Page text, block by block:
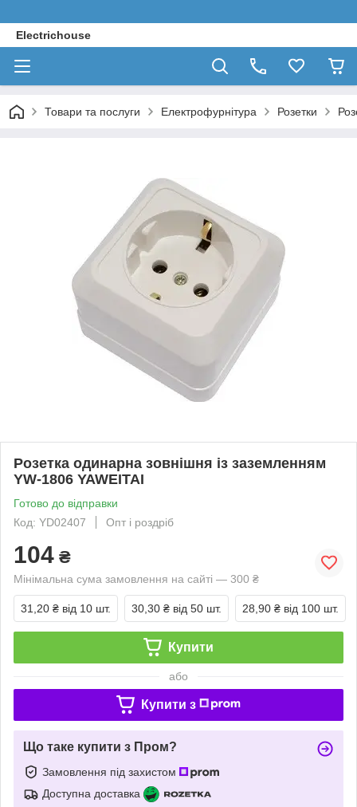
Electrichouse
Товари та послуги Електрофурнітура Розетки
Розетка одинарна зовнішня із заземленням
YW-1806 YAWEITAI
Готово до відправки
Код: YD02407
Опт і роздріб
104 ₴
Мінімальна сума замовлення на сайті — 300 ₴
31,20 ₴ від 10 шт. 30,30 ₴ від 50 шт. 28,90 ₴ від 100 шт.
Купити
або
Купити з
Що таке купити з Пром?
Замовлення під захистом
Доступна доставка